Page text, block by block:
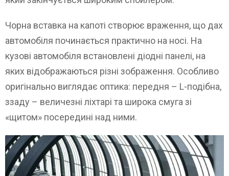
Чорна вставка на капоті створює враження, що дах
автомобіля починається практично на носі. На
кузові автомобіля встановлені діодні панелі, на
яких відображаються різні зображення. Особливо
оригінально виглядає оптика: передня – L-подібна,
ззаду – величезні ліхтарі та широка смуга зі
«щитом» посередині над ними.